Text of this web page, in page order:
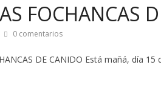
FOCHANCAS
0 comentarios
DE CANIDO Está mañá, día